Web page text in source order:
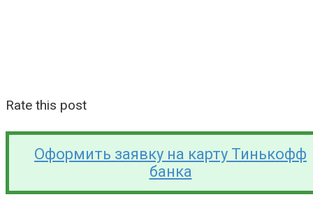
Rate this post
Оформить заявку на карту Тинькофф
банка